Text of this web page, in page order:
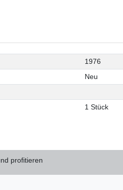
1976
Neu
1 Stück
profitieren